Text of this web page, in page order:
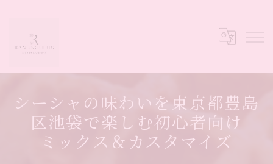
シーシャの味わいを東京都豊島
区池袋で楽しむ初心者向け
ミックス＆カスタマイズ